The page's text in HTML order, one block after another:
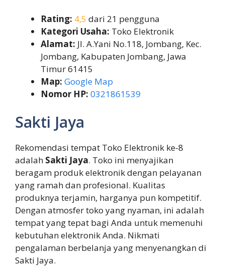
Rating: 4,5 dari 21 pengguna
Kategori Usaha: Toko Elektronik
Alamat: Jl. A.Yani No.118, Jombang, Kec.
Jombang, Kabupaten Jombang, Jawa
Timur 61415
Map: Google Map
Nomor HP: 0321861539
Sakti Jaya
Rekomendasi tempat Toko Elektronik ke-8
adalah Sakti Jaya. Toko ini menyajikan
beragam produk elektronik dengan pelayanan
yang ramah dan profesional. Kualitas
produknya terjamin, harganya pun kompetitif.
Dengan atmosfer toko yang nyaman, ini adalah
tempat yang tepat bagi Anda untuk memenuhi
kebutuhan elektronik Anda. Nikmati
pengalaman berbelanja yang menyenangkan di
Sakti Jaya.